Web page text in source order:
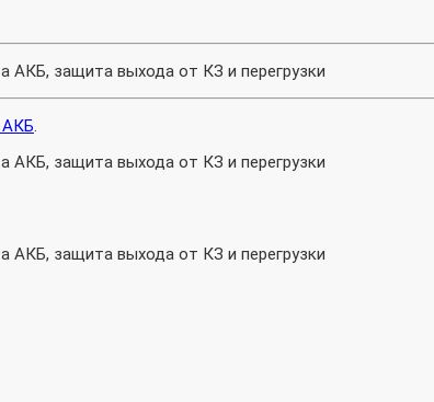
АКБ, защита выхода от КЗ и перегрузки
АКБ.
АКБ, защита выхода от КЗ и перегрузки
АКБ, защита выхода от КЗ и перегрузки